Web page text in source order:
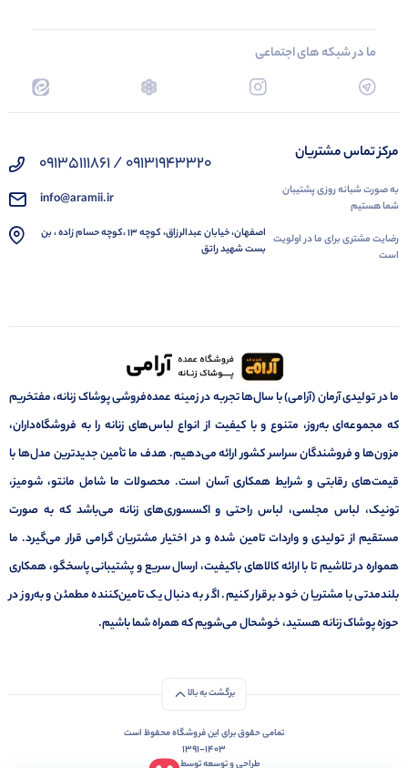
ما در شبکه های اجتماعی
مرکز تماس مشتریان
به صورت شبانه روزی پشتیبان
شما هستیم
رضایت مشتری برای ما در اولویت
است
09131943320 / 09135111861
info@aramii.ir
اصفهان، خیابان عبدالرزاق، کوچه 13 ،کوچه حسام زاده ، بن
بست شهید راتق
ما در تولیدی آرمان (آرامی) با سال‌ها تجربه در زمینه عمده‌فروشی پوشاک زنانه، مفتخریم
که مجموعه‌ای به‌روز، متنوع و با کیفیت از انواع لباس‌های زنانه را به فروشگاه‌داران،
مزون‌ها و فروشندگان سراسر کشور ارائه می‌دهیم. هدف ما تأمین جدیدترین مدل‌ها با
قیمت‌های رقابتی و شرایط همکاری آسان است. محصولات ما شامل مانتو، شومیز،
تونیک، لباس مجلسی، لباس راحتی و اکسسوری‌های زنانه می‌باشد که به صورت
مستقیم از تولیدی و واردات تامین شده و در اختیار مشتریان گرامی قرار می‌گیرد. ما
همواره در تلاشیم تا با ارائه کالاهای باکیفیت، ارسال سریع و پشتیبانی پاسخگو، همکاری
بلندمدتی با مشتریان خود برقرار کنیم. اگر به دنبال یک تامین‌کننده مطمئن و به‌روز در
حوزه پوشاک زنانه هستید، خوشحال می‌شویم که همراه شما باشیم.
برگشت به بالا
تمامی حقوق برای این فروشگاه محفوظ است
1391-1403